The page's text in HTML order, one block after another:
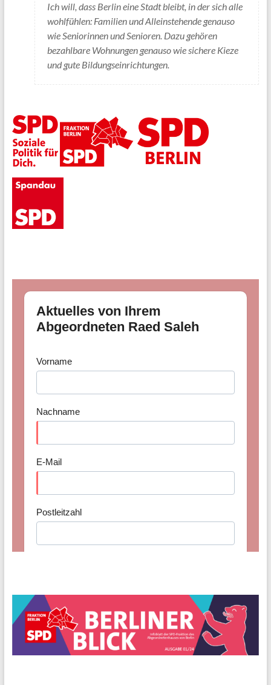
Ich will, dass Berlin eine Stadt bleibt, in der sich alle
wohlfühlen: Familien und Alleinstehende genauso
wie Seniorinnen und Senioren. Dazu gehören
bezahlbare Wohnungen genauso wie sichere Kieze
und gute Bildungseinrichtungen.